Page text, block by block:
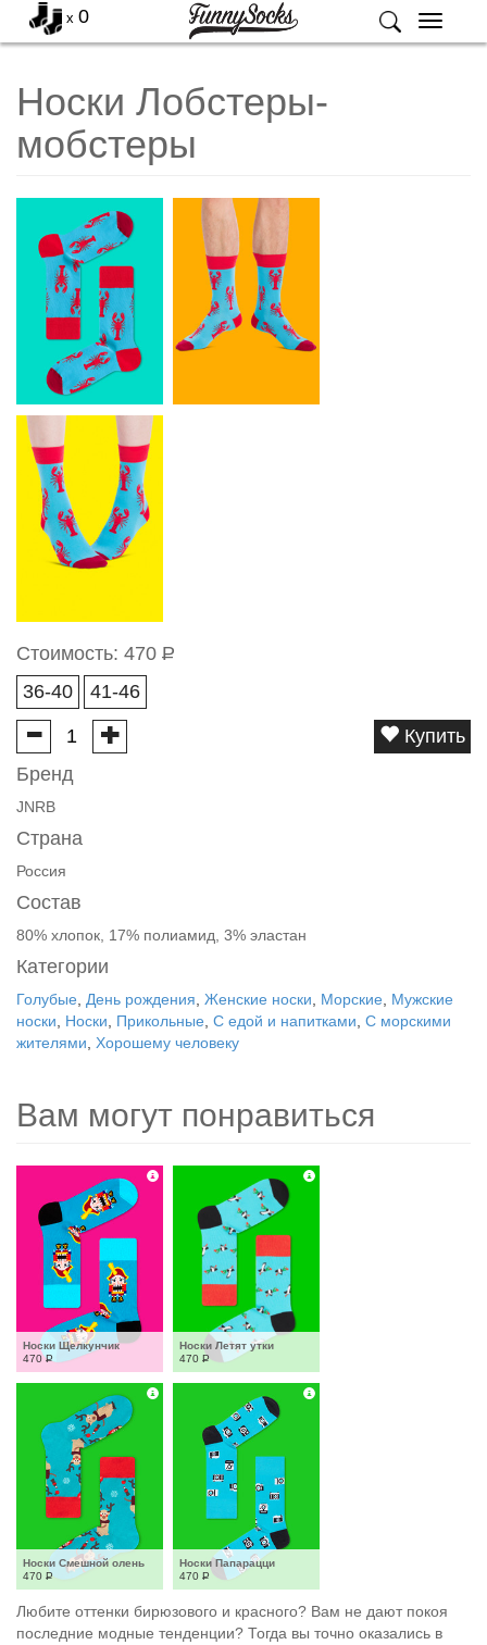
Меню
x 0
Носки Лобстеры-
мобстеры
Стоимость: 470 Р
36-40
41-46
Купить
Бренд
JNRB
Страна
Россия
Состав
80% хлопок, 17% полиамид, 3% эластан
Категории
Голубые День рождения Женские носки Морские
Мужские
носки
Носки Прикольные С едой и напитками С морскими
жителями
Хорошему человеку
Вам могут понравиться
Носки Щелкунчик
470 Р
Носки Летят утки
470 Р
Носки Смешной олень
470 Р
Носки Папарацци
470 Р
Любите оттенки бирюзового и красного? Вам не дают покоя
последние модные тенденции? Тогда вы точно оказались в